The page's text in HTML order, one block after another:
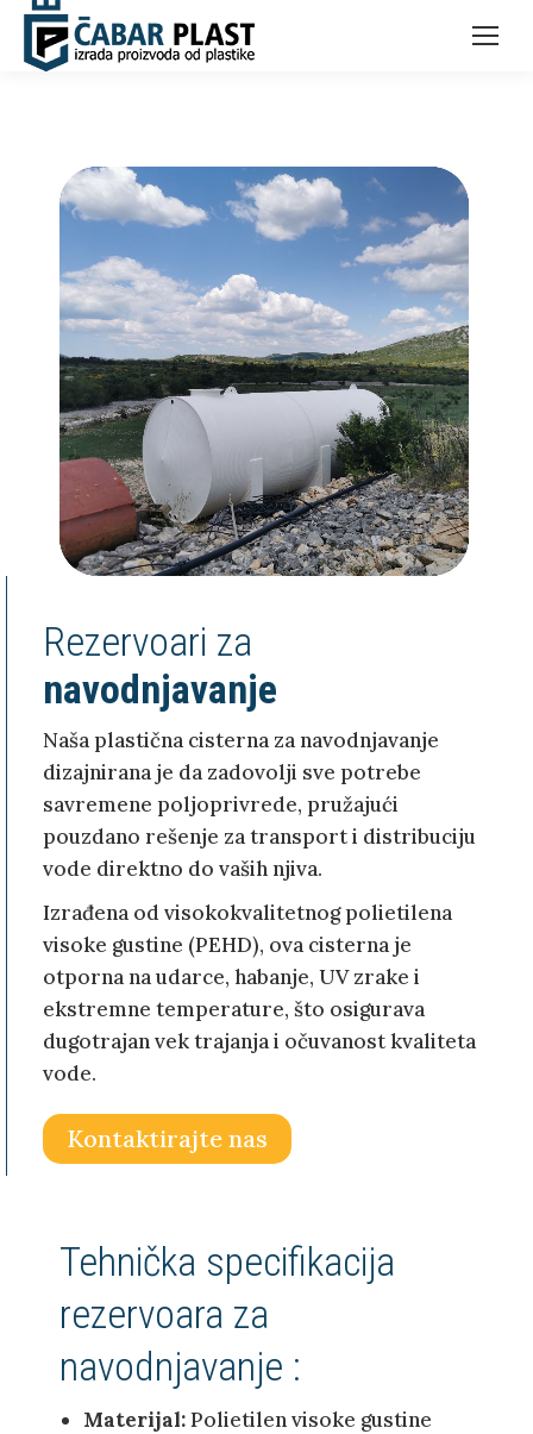
Rezervoari za
navodnjavanje
Naša plastična cisterna za navodnjavanje
dizajnirana je da zadovolji sve potrebe
savremene poljoprivrede, pružajući
pouzdano rešenje za transport i distribuciju
vode direktno do vaših njiva.
Izrađena od visokokvalitetnog polietilena
visoke gustine (PEHD), ova cisterna je
otporna na udarce, habanje, UV zrake i
ekstremne temperature, što osigurava
dugotrajan vek trajanja i očuvanost kvaliteta
vode.
Kontaktirajte nas
Tehnička specifikacija
rezervoara za
navodnjavanje :
Materijal:Polietilen visoke gustine